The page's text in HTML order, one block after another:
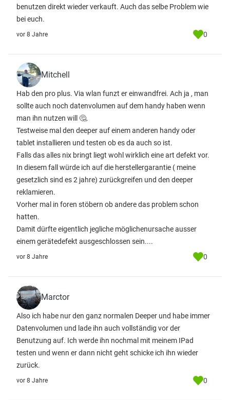
benutzen direkt wieder verkauft. Auch das selbe Problem wie
bei euch.
vor 8 Jahre 0
Mitchell
Hab den pro plus. Via wlan funzt er einwandfrei. Ach ja , man
sollte auch noch datenvolumen auf dem handy haben wenn
man ihn nutzen will 🤔.
Testweise mal den deeper auf einem anderen handy oder
tablet installieren und testen ob es da auch so ist.
Falls das alles nix bringt liegt wohl wirklich eine art defekt vor.
In diesem fall würde ich auf die herstellergarantie ( meine
gesetzlich sind es 2 jahre) zurückgreifen und den deeper
reklamieren.
Vorher mal in foren stöbern ob andere das problem schon
hatten.
Damit dürfte eigentlich jegliche möglichenursache ausser
einem gerätedefekt ausgeschlossen sein....
vor 8 Jahre 0
Marctor
Also ich habe nur den ganz normalen Deeper und habe immer
Datenvolumen und lade ihn auch vollständig vor der
Benutzung auf. Ich werde ihn nochmal mit meinem IPad
testen und wenn er dann nicht geht schicke ich ihn wieder
zurück.
vor 8 Jahre 0